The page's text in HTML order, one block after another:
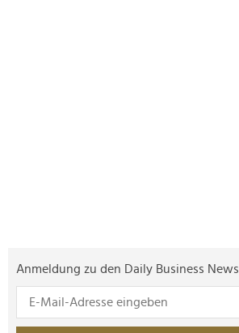
Anmeldung zu den Daily Business News